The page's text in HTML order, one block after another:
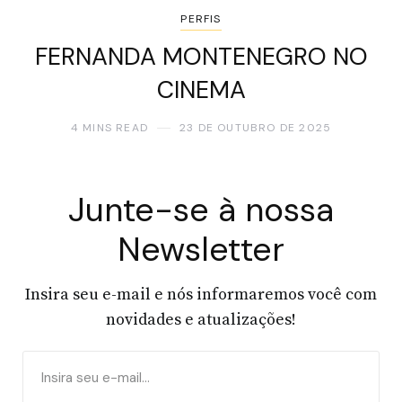
PERFIS
FERNANDA MONTENEGRO NO
CINEMA
4 MINS READ 23 DE OUTUBRO DE 2025
Junte-se à nossa
Newsletter
Insira seu e-mail e nós informaremos você com
novidades e atualizações!